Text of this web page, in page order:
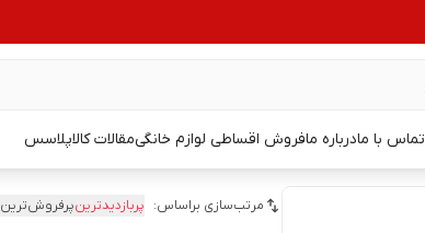
تماس با مادرباره مافروش اقساطی لوازم خانگیمقالات کالاپلاسس
مرتب‌سازی براساس: پربازدیدترینپرفروش‌ترین